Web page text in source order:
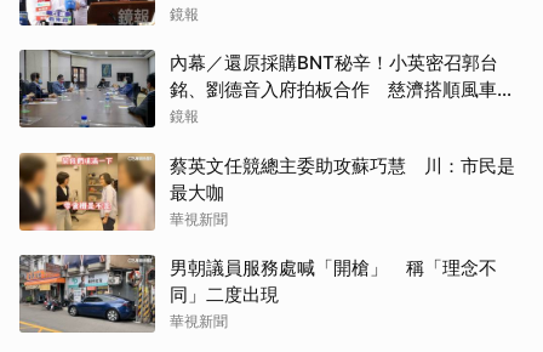
多
鏡報
內幕／還原採購BNT秘辛！小英密召郭台
銘、劉德音入府拍板合作 慈濟搭順風車竟
被騙10億
鏡報
蔡英文任競總主委助攻蘇巧慧 川：市民是
最大咖
華視新聞
男朝議員服務處喊「開槍」 稱「理念不
同」二度出現
華視新聞